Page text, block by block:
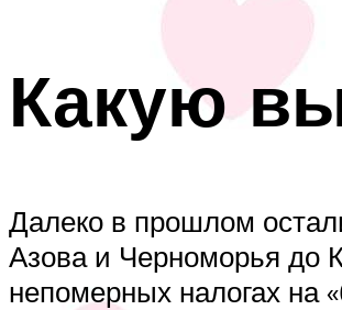
Какую
Далеко в прошлом
Азова и Черноморья до
непомерных налогах на